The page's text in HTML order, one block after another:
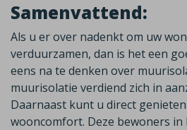
Samenvattend:
Als u er over nadenkt om uw
verduurzamen, dan is het een
eens na te denken over
muurisolatie verdiend zich in
Daarnaast kunt u direct
wooncomfort. Deze bewoners